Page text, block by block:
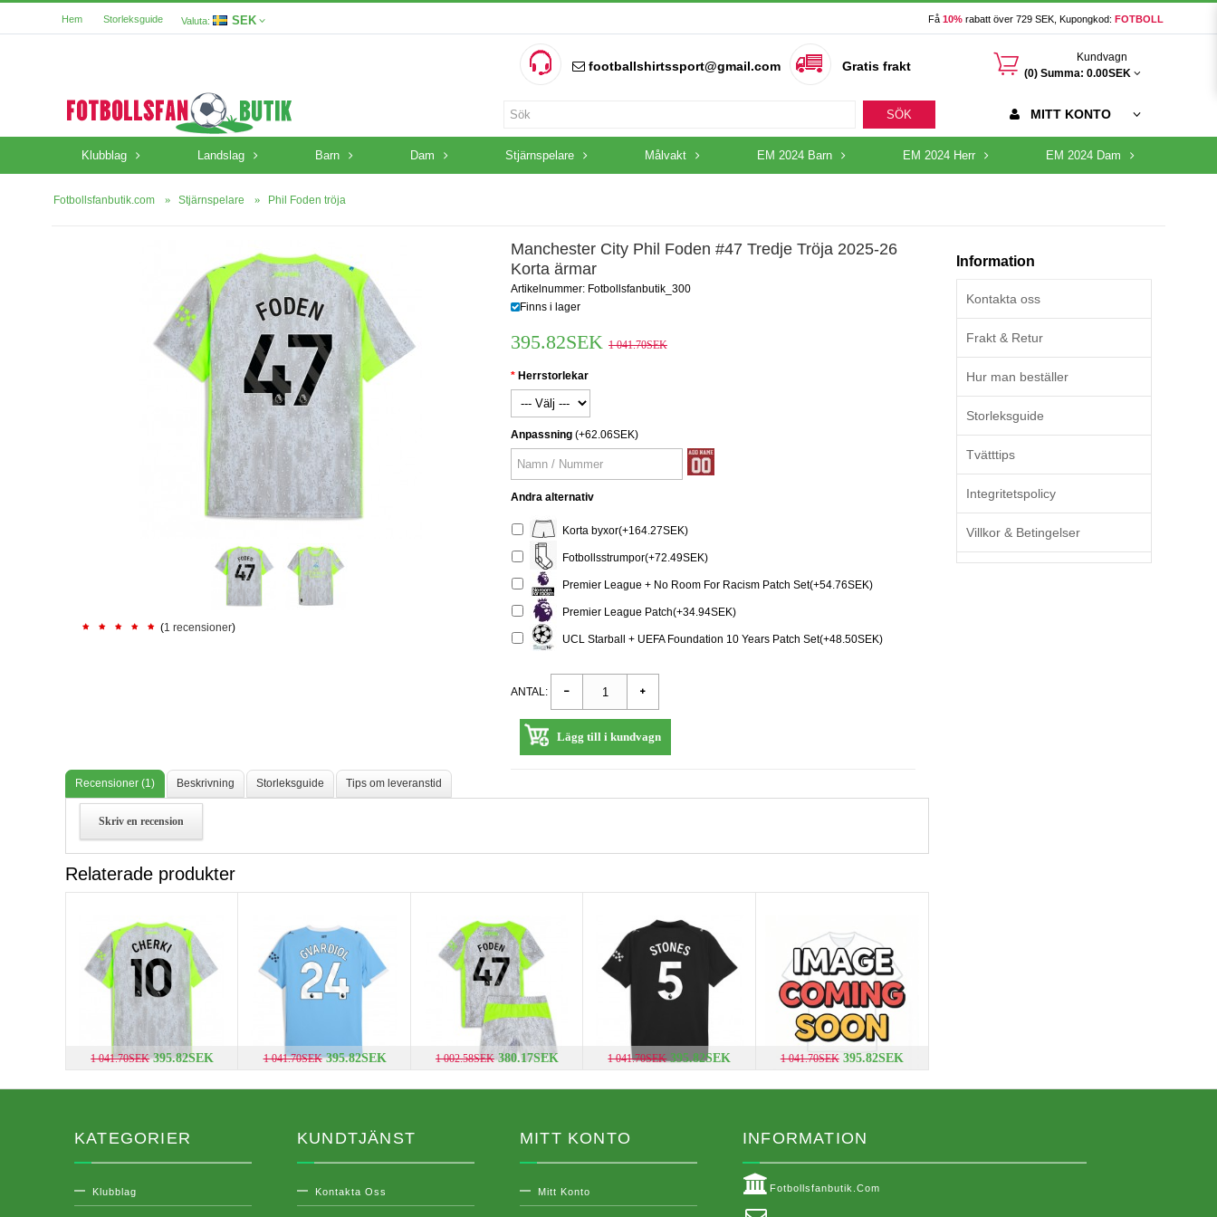
Hem Storleksguide Valuta: SEK Få 10% rabatt över 729 SEK, Kupongkod: FOTBOLL
footballshirtssport@gmail.com Gratis frakt 󰃦
Kundvagn
(0) Summa: 0.00SEK
SÖK MITT KONTO
Klubblag Landslag Barn Dam Stjärnspelare Målvakt EM 2024 Barn EM 2024 Herr EM 2024 Dam
Fotbollsfanbutik.com Stjärnspelare Phil Foden tröja
(1 recensioner)
Manchester City Phil Foden #47 Tredje Tröja 2025-26
Korta ärmar
Artikelnummer: Fotbollsfanbutik_300
Finns i lager
395.82SEK 1 041.70SEK
Herrstorlekar
Anpassning (+62.06SEK)
Andra alternativ
Korta byxor(+164.27SEK)
Fotbollsstrumpor(+72.49SEK)
Premier League + No Room For Racism Patch Set(+54.76SEK)
Premier League Patch(+34.94SEK)
UCL Starball + UEFA Foundation 10 Years Patch Set(+48.50SEK)
ANTAL:
Lägg till i kundvagn
Recensioner (1) Beskrivning Storleksguide Tips om leveranstid
Skriv en recension
Relaterade produkter
1 041.70SEK 395.82SEK 1 041.70SEK 395.82SEK 1 002.58SEK 380.17SEK 1 041.70SEK 395.82SEK 1 041.70SEK 395.82SEK
Information
Kontakta oss
Frakt & Retur
Hur man beställer
Storleksguide
Tvätttips
Integritetspolicy
Villkor & Betingelser
KATEGORIER
Klubblag
KUNDTJÄNST
Kontakta Oss
MITT KONTO
Mitt Konto
INFORMATION
Fotbollsfanbutik.com